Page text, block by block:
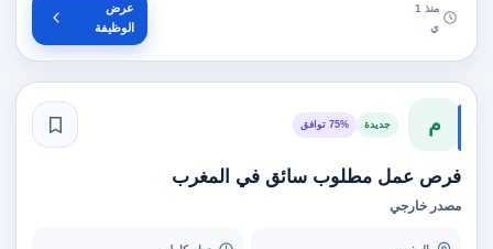
منذ 1
ي
عرض
الوظيفة
م جديدة 75% توافق
فرص عمل مطلوب سائق في المغرب
مصدر خارجي